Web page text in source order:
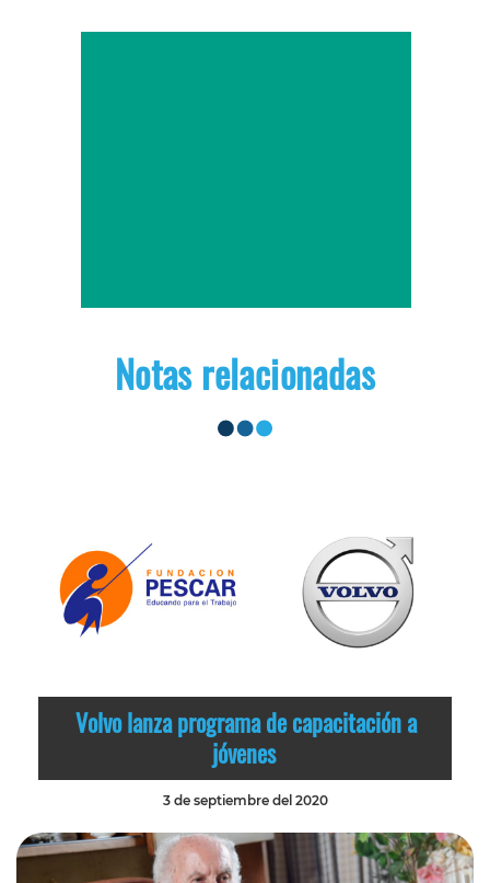
Notas relacionadas
Volvo lanza programa de capacitación a
jóvenes
3 de septiembre del 2020